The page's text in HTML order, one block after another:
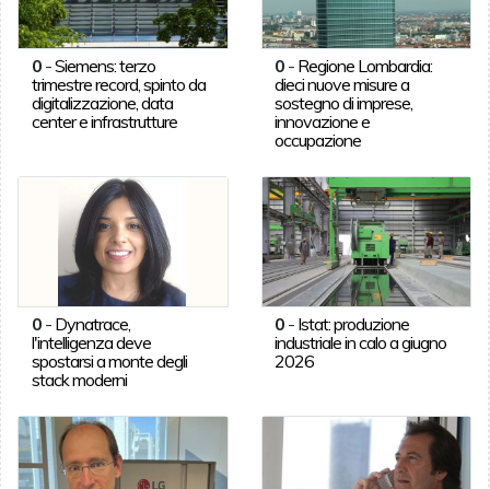
0-Siemens: terzo
trimestre record, spinto da
digitalizzazione, data
center e infrastrutture
0 - Regione Lombardia:
dieci nuove misure a
sostegno di imprese,
innovazione e
occupazione
0- Dynatrace,
l'intelligenza deve
spostarsi a monte degli
stack moderni
0 - Istat: produzione
industriale in calo a giugno
2026